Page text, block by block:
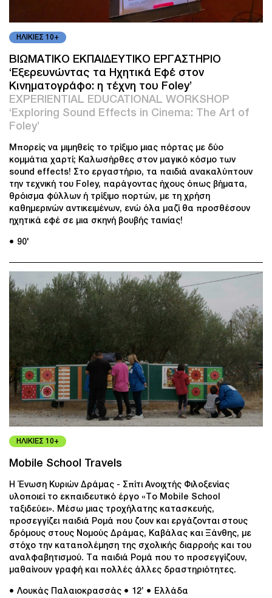
ΗΛΙΚΙΕΣ 10+
ΒΙΩΜΑΤΙΚΟ ΕΚΠΑΙΔΕΥΤΙΚΟ ΕΡΓΑΣΤΗΡΙΟ
‘Εξερευνώντας τα Ηχητικά Εφέ στον
Κινηματογράφο: η τέχνη του Foley’
EXPERIENTIAL EDUCATIONAL WORKSHOP
‘Exploring Sound Effects in Cinema: The Art of
Foley’
Μπορείς να μιμηθείς το τρίξιμο μιας πόρτας με δύο
κομμάτια χαρτί; Καλωσήρθες στον μαγικό κόσμο των
sound effects! Στο εργαστήριο, τα παιδιά ανακαλύπτουν
την τεχνική του Foley, παράγοντας ήχους όπως βήματα,
θρόισμα φύλλων ή τρίξιμο πορτών, με τη χρήση
καθημερινών αντικειμένων, ενώ όλα μαζί θα προσθέσουν
ηχητικά εφέ σε μια σκηνή βουβής ταινίας!
● 90'
ΗΛΙΚΙΕΣ 10+
Mobile School Travels
Η Ένωση Κυριών Δράμας - Σπίτι Ανοιχτής Φιλοξενίας
υλοποιεί το εκπαιδευτικό έργο «Το Mobile School
ταξιδεύει». Μέσω μιας τροχήλατης κατασκευής,
προσεγγίζει παιδιά Ρομά που ζουν και εργάζονται στους
δρόμους στους Νομούς Δράμας, Καβάλας και Ξάνθης, με
στόχο την καταπολέμηση της σχολικής διαρροής και του
αναλφαβητισμού. Τα παιδιά Ρομά που το προσεγγίζουν,
μαθαίνουν γραφή και πολλές άλλες δραστηριότητες.
● Λουκάς Παλαιοκρασσάς ● 12’ ● Ελλάδα